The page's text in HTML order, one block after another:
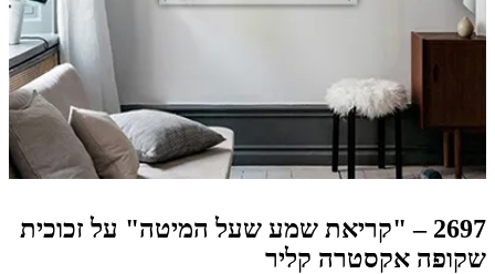
2697 – "קריאת שמע שעל המיטה" על זכוכית
שקופה אקסטרה קליר